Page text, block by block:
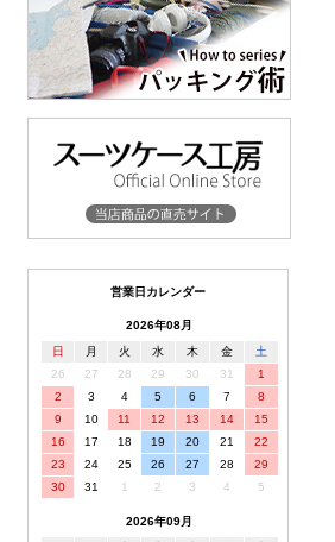
営業日カレンダー
2026年08月
日
月 火 水 木 金
土
26
27 28 29 30 31
1
2
3 4 5 6 7
8
9
10 11 12 13 14
15
16
17 18 19 20 21
22
23
24 25 26 27 28
29
30
31 1 2 3 4 5
2026年09月